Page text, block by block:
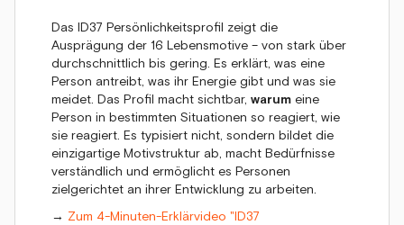
Das ID37 Persönlichkeitsprofil zeigt die
Ausprägung der 16 Lebensmotive – von stark über
durchschnittlich bis gering. Es erklärt, was eine
Person antreibt, was ihr Energie gibt und was sie
meidet. Das Profil macht sichtbar, warum eine
Person in bestimmten Situationen so reagiert, wie
sie reagiert. Es typisiert nicht, sondern bildet die
einzigartige Motivstruktur ab, macht Bedürfnisse
verständlich und ermöglicht es Personen
zielgerichtet an ihrer Entwicklung zu arbeiten.
→ Zum 4-Minuten-Erklärvideo "ID37